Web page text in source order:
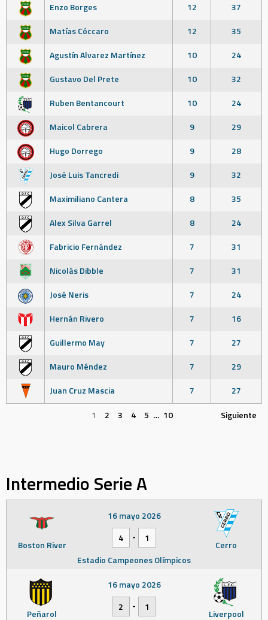
Enzo Borges
12
37
Matías Cóccaro
12
35
Agustín Alvarez Martínez
10
24
Gustavo Del Prete
10
32
Ruben Bentancourt
10
24
Maicol Cabrera
9
29
Hugo Dorrego
9
28
José Luis Tancredi
9
32
Maximiliano Cantera
8
35
Alex Silva Garrel
8
24
Fabricio Fernández
7
31
Nicolás Dibble
7
31
José Neris
7
24
Hernán Rivero
7
16
Guillermo May
7
27
Mauro Méndez
7
29
Juan Cruz Mascia
7
27
1
2 3 4 5 … 10 Siguiente
Intermedio Serie A
Boston River Cerro
16 mayo 2026
4
-
1
Estadio Campeones Olímpicos
Peñarol Liverpool
16 mayo 2026
2
-
1